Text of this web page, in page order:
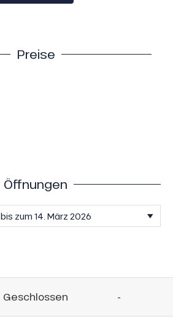
Preise
Öffnungen
Geschlossen -